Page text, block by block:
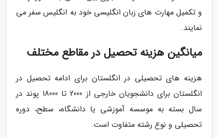
و تکمیل مهارت های زبان انگلیسی خود به انگلیس سفر می
نمایند.
میانگین هزینه تحصیل در مقاطع مختلف
هزینه های تحصیلی در انگلستان برای ادامه تحصیل در
انگلستان برای دانشجویان خارجی از 2000 تا 18000 پوند در
سال بسته به موسسه آموزشی یا دانشگاه، سطح، دوره
تحصیلی و نوع رشته متفاوت است.